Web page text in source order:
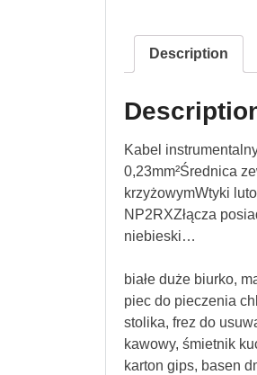
Description
Kabel
0,23mm²Średnica
krzyżowymWtyki
NP2RXZłącza
niebieski…
białe duże biurko,
piec do pieczenia
stolika, frez do
kawowy, śmietnik
karton gips, basen